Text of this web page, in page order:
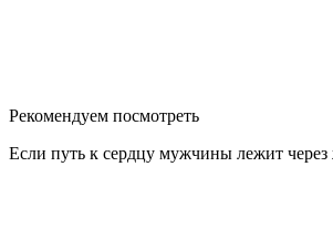
Рекомендуем посмотреть
Если путь к сердцу мужчины лежит